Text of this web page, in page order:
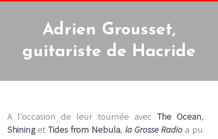
Adrien Grousset,
guitariste de Hacride
A l'occasion de leur tournée avec The Ocean,
Shininget Tides from Nebula, la Grosse Radio a pu